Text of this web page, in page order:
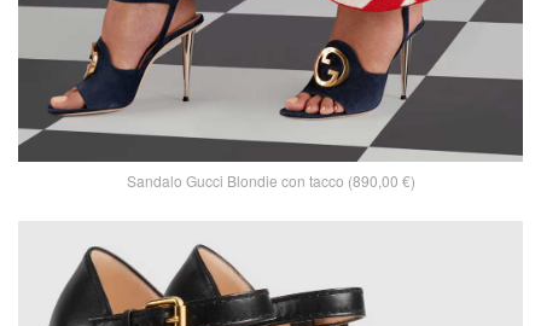
Sandalo Gucci Blondie con tacco (890,00 €)